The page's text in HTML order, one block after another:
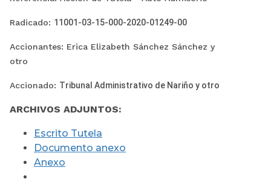
Radicado: 11001-03-15-000-2020-01249-00
Accionantes: Erica Elizabeth Sánchez Sánchez y
otro
Accionado: Tribunal Administrativo de Nariño y otro
ARCHIVOS ADJUNTOS:
Escrito Tutela
Documento anexo
Anexo